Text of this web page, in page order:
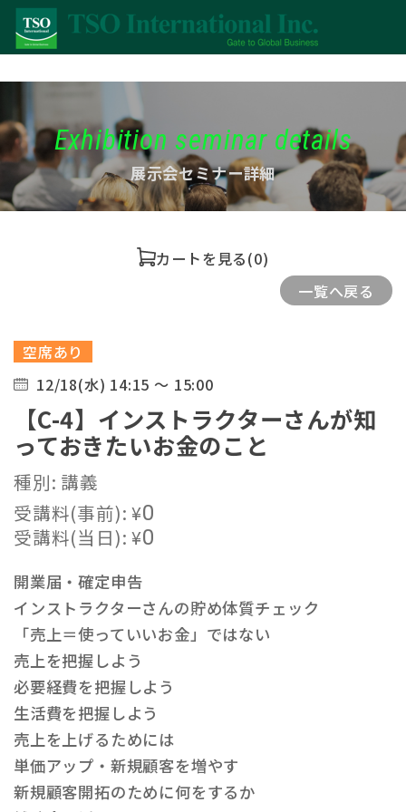
Exhibition seminar details
展示会セミナー詳細
カートを見る(0)
一覧へ戻る
空席あり
12/18(水) 14:15 ～ 15:00
【C-4】インストラクターさんが知
っておきたいお金のこと
種別: 講義
受講料(事前):¥0
受講料(当日):¥0
開業届・確定申告
インストラクターさんの貯め体質チェック
「売上＝使っていいお金」ではない
売上を把握しよう
必要経費を把握しよう
生活費を把握しよう
売上を上げるためには
単価アップ・新規顧客を増やす
新規顧客開拓のために何をするか